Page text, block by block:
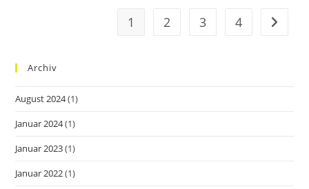
1 2 3 4 Zur
Archiv
August 2024(1)
Januar 2024(1)
Januar 2023(1)
Januar 2022(1)